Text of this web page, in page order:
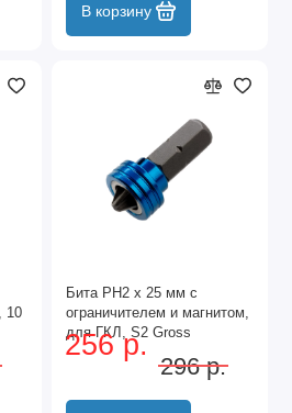
В корзину
10
Бита PH2 x 25 мм с
ограничителем и магнитом,
для ГКЛ, S2 Gross
256 р.
296 р.